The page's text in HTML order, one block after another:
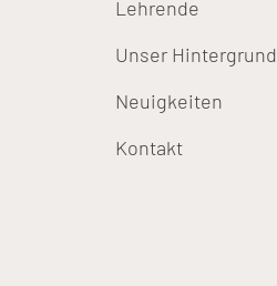
Lehrende
Unser Hintergrund
Neuigkeiten
Kontakt